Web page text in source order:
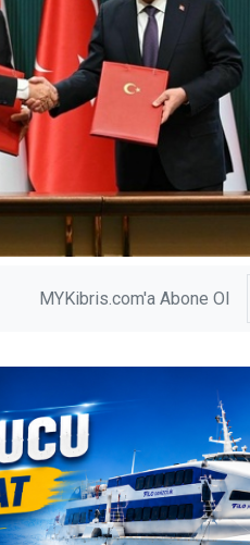
MYKibris.com'a Abone Ol